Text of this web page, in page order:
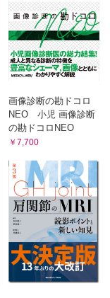
洋
，林 克洋
地，武内章彦
正典，藤本 肇，武内
武内章彦
内章彦
嶋大地，武内章彦
浩明
史，藤本 肇，木村浩
明
明
良太，林 克洋
・小細胞型骨肉
林 克洋
林 克洋
実穂，林 克洋
郎，木村浩明
浩明
画像診断の勘ドコロ
NEO 小児 画像診断
の勘ドコロNEO
￥7,700